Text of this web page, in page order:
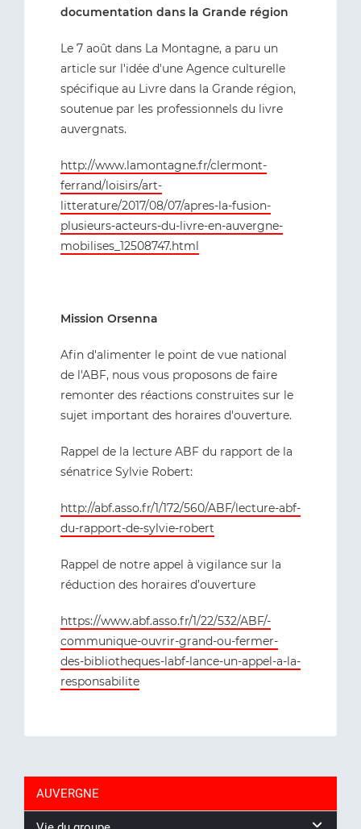
documentation dans la Grande région
Le 7 août dans La Montagne, a paru un
article sur l'idée d'une Agence culturelle
spécifique au Livre dans la Grande région,
soutenue par les professionnels du livre
auvergnats.
http://www.lamontagne.fr/clermont-
ferrand/loisirs/art-
litterature/2017/08/07/apres-la-fusion-
plusieurs-acteurs-du-livre-en-auvergne-
mobilises_12508747.html
Mission Orsenna
Afin d'alimenter le point de vue national
de l'ABF, nous vous proposons de faire
remonter des réactions construites sur le
sujet important des horaires d'ouverture.
Rappel de la lecture ABF du rapport de la
sénatrice Sylvie Robert:
http://abf.asso.fr/1/172/560/ABF/lecture-abf-
du-rapport-de-sylvie-robert
Rappel de notre appel à vigilance sur la
réduction des horaires d’ouverture
https://www.abf.asso.fr/1/22/532/ABF/-
communique-ouvrir-grand-ou-fermer-
des-bibliotheques-labf-lance-un-appel-a-la-
responsabilite
AUVERGNE